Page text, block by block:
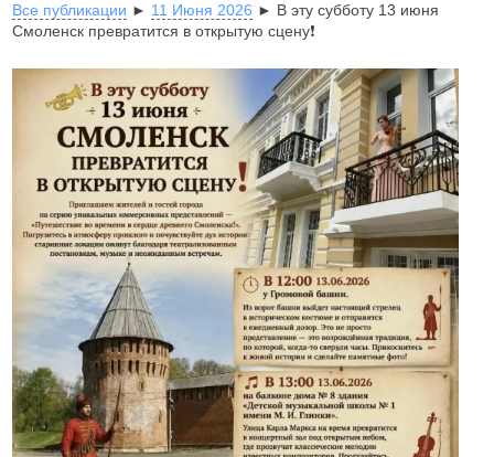
Все публикации ► 11 Июня 2026 ► В эту субботу 13 июня
Смоленск превратится в открытую сцену❗️